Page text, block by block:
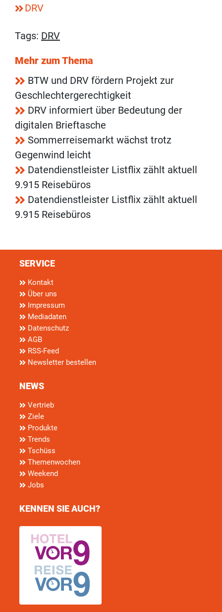
DRV
Tags: DRV
Mehr zum Thema
BTW und DRV fördern Projekt zur
Geschlechtergerechtigkeit
DRV informiert über Bedeutung der
digitalen Brieftasche
Sommerreisemarkt wächst trotz
Gegenwind leicht
Datendienstleister Listflix zählt aktuell
9.915 Reisebüros
Datendienstleister Listflix zählt aktuell
9.915 Reisebüros
SERVICE
Kontakt
Über uns
Impressum
Mediadaten
Datenschutz
AGB
RSS-Feed
Newsletter bestellen
NEWS
Vertrieb
Ziele
Produkte
Trends
Tschüss
Themenwochen
Weekend
Jobs
KENNEN SIE AUCH?